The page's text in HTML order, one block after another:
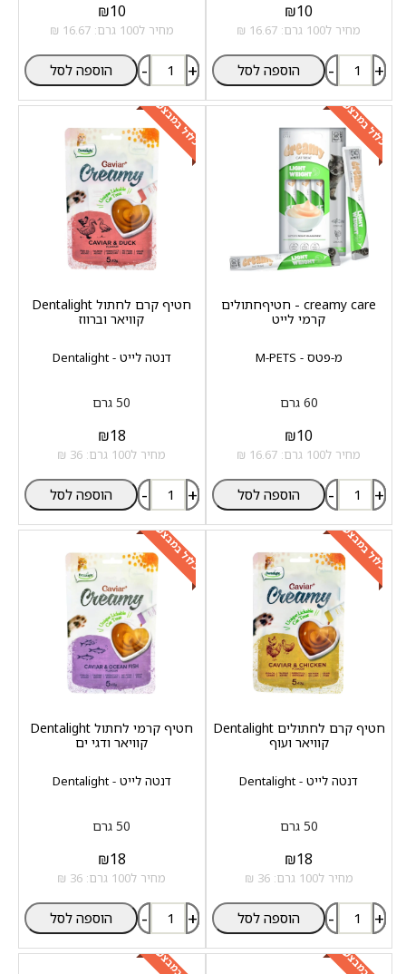
₪10
מחיר ל100 גרם: 16.67 ₪
- + הוספה לסל
₪10
מחיר ל100 גרם: 16.67 ₪
- + הוספה לסל
כלול במבצע
מ-פטס - M-PETS
creamy care - חטיףחתולים
קרמי לייט
60 גרם
₪10
מחיר ל100 גרם: 16.67 ₪
- + הוספה לסל
כלול במבצע
דנטה לייט - Dentalight
חטיף קרם לחתול Dentalight
קוויאר וברווז
50 גרם
₪18
מחיר ל100 גרם: 36 ₪
- + הוספה לסל
כלול במבצע
דנטה לייט - Dentalight
חטיף קרם לחתולים Dentalight
קוויאר ועוף
50 גרם
₪18
מחיר ל100 גרם: 36 ₪
- + הוספה לסל
כלול במבצע
דנטה לייט - Dentalight
חטיף קרמי לחתול Dentalight
קוויאר ודגי ים
50 גרם
₪18
מחיר ל100 גרם: 36 ₪
- + הוספה לסל